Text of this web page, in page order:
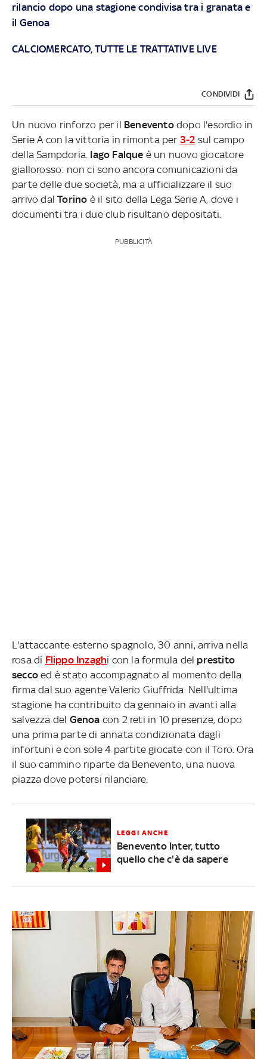
rilancio dopo una stagione condivisa tra i granata e
il Genoa
CALCIOMERCATO, TUTTE LE TRATTATIVE LIVE
CONDIVIDI
Un nuovo rinforzo per il Beneventodopo l'esordio in
Serie A con la vittoria in rimonta per 3-2 sul campo
della Sampdoria. Iago Falque è un nuovo giocatore
giallorosso: non ci sono ancora comunicazioni da
parte delle due società, ma a ufficializzare il suo
arrivo dalTorino è il sito della Lega Serie A, dove i
documenti tra i due club risultano depositati.
PUBBLICITÀ
L'attaccante esterno spagnolo, 30 anni, arriva nella
rosa di Flippo Inzaghi con la formula del prestito
seccoed è stato accompagnato al momento della
firma dal suo agente Valerio Giuffrida. Nell'ultima
stagione ha contribuito da gennaio in avanti alla
salvezza del Genoa con 2 reti in 10 presenze, dopo
una prima parte di annata condizionata dagli
infortuni e con sole 4 partite giocate con il Toro. Ora
il suo cammino riparte da Benevento, una nuova
piazza dove potersi rilanciare.
LEGGI ANCHE
Benevento Inter, tutto
quello che c'è da sapere